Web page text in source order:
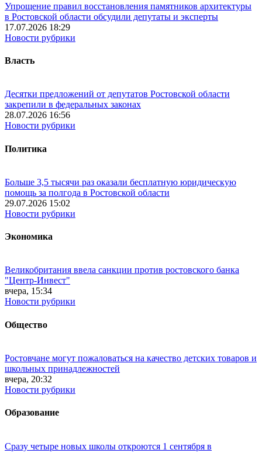
Упрощение правил восстановления памятников архитектуры
в Ростовской области обсудили депутаты и эксперты
17.07.2026 18:29
Новости рубрики
Власть
Десятки предложений от депутатов Ростовской области
закрепили в федеральных законах
28.07.2026 16:56
Новости рубрики
Политика
Больше 3,5 тысячи раз оказали бесплатную юридическую
помощь за полгода в Ростовской области
29.07.2026 15:02
Новости рубрики
Экономика
Великобритания ввела санкции против ростовского банка
"Центр-Инвест"
вчера, 15:34
Новости рубрики
Общество
Ростовчане могут пожаловаться на качество детских товаров и
школьных принадлежностей
вчера, 20:32
Новости рубрики
Образование
Сразу четыре новых школы откроются 1 сентября в